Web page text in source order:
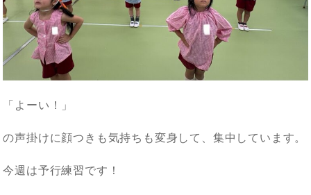
「よーい！」
の声掛けに顔つきも気持ちも変身して、集中しています。
今週は予行練習です！